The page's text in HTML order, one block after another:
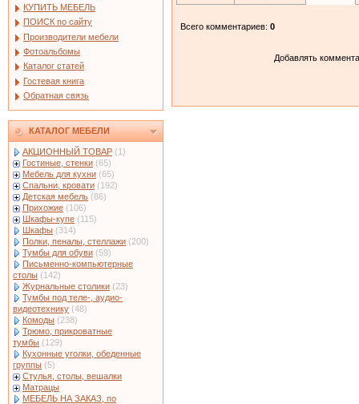
КУПИТЬ МЕБЕЛЬ
ПОИСК по сайту
Производители мебели
Фотоальбомы
Каталог статей
Гостевая книга
Обратная связь
КАТАЛОГ МЕБЕЛИ
АКЦИОННЫЙ ТОВАР (1)
Гостиные, стенки (65)
Мебель для кухни (65)
Спальни, кровати (192)
Детская мебель (86)
Прихожие (106)
Шкафы-купе (115)
Шкафы (314)
Полки, пеналы, стеллажи (200)
Тумбы для обуви (59)
Письменно-компьютерные
столы (142)
Журнальные столики (23)
Тумбы под теле-, аудио-
видеотехнику (48)
Комоды (238)
Трюмо, прикроватные
тумбы (129)
Кухонные уголки, обеденные
группы (5)
Стулья, столы, вешалки
Матрацы
МЕБЕЛЬ НА ЗАКАЗ, по
Всего комментариев: 0
Добавлять